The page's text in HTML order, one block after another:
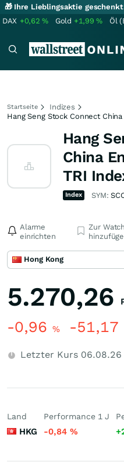
🎁 Ihre Lieblingsaktie
DAX +0,62% Gold +1,99% Öl
Startseite
Indizes
Hang Seng Stock Connect
Hang
China
TRI
Index SYM:
Alarme
einrichten
Zur
Hong Kong
5.270,26
-0,96 % -51,17
Letzter Kurs 06.08.26
Land
HKG
Performance 1 J
-0,84 %